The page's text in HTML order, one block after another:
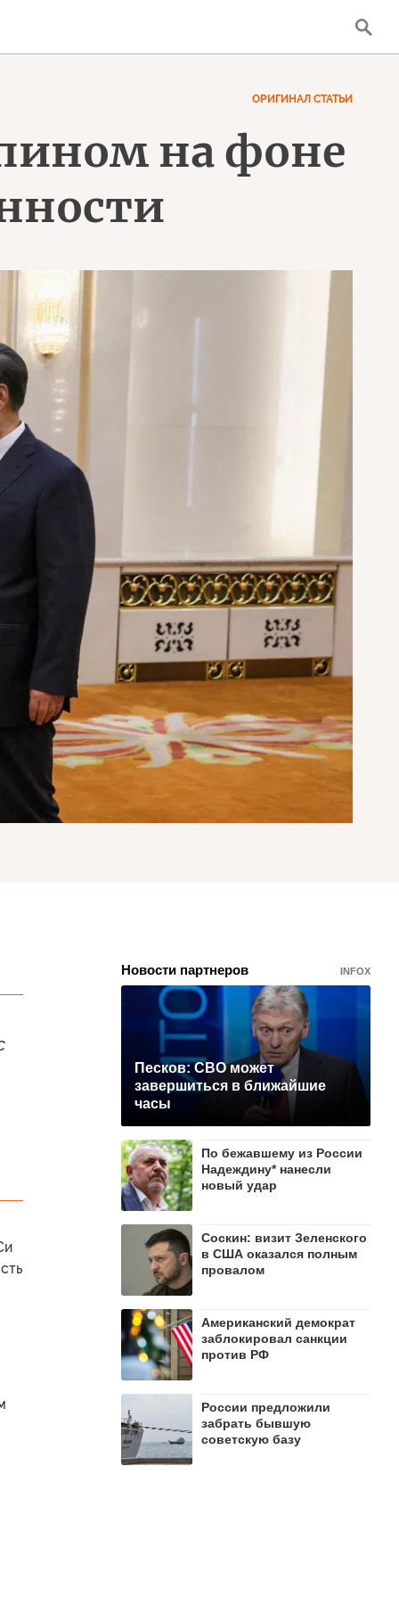
ОРИГИНАЛ СТАТЬИ
на фоне
Новости партнеров INFOX
Песков: СВО может
завершиться в ближайшие
часы
По бежавшему из России
Надеждину* нанесли
новый удар
Соскин: визит Зеленского
в США оказался полным
провалом
Американский демократ
заблокировал санкции
против РФ
России предложили
забрать бывшую
советскую базу